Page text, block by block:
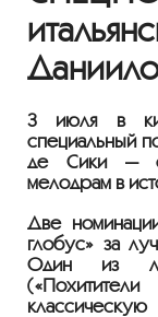
3 июля в
специальный
де Сики —
мелодрам в
Две
глобус» за
Один из